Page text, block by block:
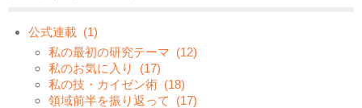
公式連載 (1)
私の最初の研究テーマ (12)
私のお気に入り
(17)
私の技・カイゼン術 (18)
領域前半を振り返って
(17)